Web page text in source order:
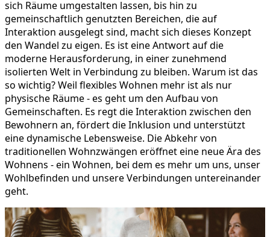
sich Räume umgestalten lassen, bis hin zu
gemeinschaftlich genutzten Bereichen, die auf
Interaktion ausgelegt sind, macht sich dieses Konzept
den Wandel zu eigen. Es ist eine Antwort auf die
moderne Herausforderung, in einer zunehmend
isolierten Welt in Verbindung zu bleiben. Warum ist das
so wichtig? Weil flexibles Wohnen mehr ist als nur
physische Räume - es geht um den Aufbau von
Gemeinschaften. Es regt die Interaktion zwischen den
Bewohnern an, fördert die Inklusion und unterstützt
eine dynamische Lebensweise. Die Abkehr von
traditionellen Wohnzwängen eröffnet eine neue Ära des
Wohnens - ein Wohnen, bei dem es mehr um uns, unser
Wohlbefinden und unsere Verbindungen untereinander
geht.